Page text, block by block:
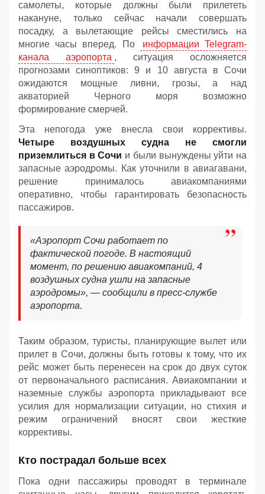
самолеты, которые должны были прилететь
накануне, только сейчас начали совершать
посадку, а вылетающие рейсы сместились на
многие часы вперед. По
информации Telegram-
канала аэропорта , ситуация осложняется
прогнозами синоптиков: 9 и 10 августа в Сочи
ожидаются мощные ливни, грозы, а над
акваторией Черного моря возможно
формирование смерчей.
Эта непогода уже внесла свои коррективы.
Четыре воздушных судна не смогли
приземлиться в Сочи и были вынуждены уйти на
запасные аэродромы. Как уточнили в авиагавани,
решение принималось авиакомпаниями
оперативно, чтобы гарантировать безопасность
пассажиров.
«Аэропорт Сочи работает по
фактической погоде. В настоящий
момент, по решению авиакомпаний, 4
воздушных судна ушли на запасные
аэродромы», — сообщили в пресс-службе
аэропорта.
Таким образом, туристы, планирующие вылет или
прилет в Сочи, должны быть готовы к тому, что их
рейс может быть перенесен на срок до двух суток
от первоначального расписания. Авиакомпании и
наземные службы аэропорта прикладывают все
усилия для нормализации ситуации, но стихия и
режим ограничений вносят свои жесткие
коррективы.
Кто пострадал больше всех
Пока одни пассажиры проводят в терминале